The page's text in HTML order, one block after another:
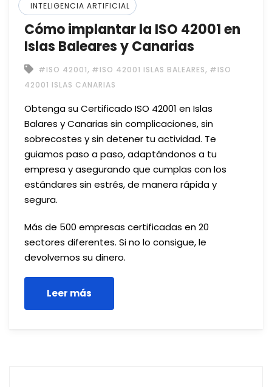
INTELIGENCIA ARTIFICIAL
Cómo implantar la ISO 42001 en
Islas Baleares y Canarias
#ISO 42001, #ISO 42001 ISLAS BALEARES, #ISO
42001 ISLAS CANARIAS
Obtenga su Certificado ISO 42001 en Islas
Balares y Canarias sin complicaciones, sin
sobrecostes y sin detener tu actividad. Te
guiamos paso a paso, adaptándonos a tu
empresa y asegurando que cumplas con los
estándares sin estrés, de manera rápida y
segura.
Más de 500 empresas certificadas en 20
sectores diferentes. Si no lo consigue, le
devolvemos su dinero.
Leer más